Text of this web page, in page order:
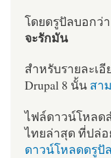
โดยดรูปัลบอกว่า
จะรักมัน
สำหรับรายละเ
Drupal 8 นั้น สา
ไฟล์ดาวน์โหลด
ไทยล่าสุด ที่ปล่
ดาวน์โหลดดรูปัล